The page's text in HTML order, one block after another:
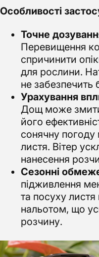
Особливості
Точне
Перевищення
спричинити
для рослини.
не забезпечить
Урахування
Дощ може
його
сонячну
листя. Вітер
нанесення
Сезонні
підживлення
та посуху
нальотом, що
розчину.